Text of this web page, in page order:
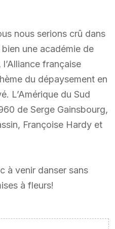
nous serions crû dans
une académie de
française
du dépaysement en
L’Amérique du Sud
de Serge Gainsbourg,
Françoise Hardy et
à venir danser sans
à fleurs!